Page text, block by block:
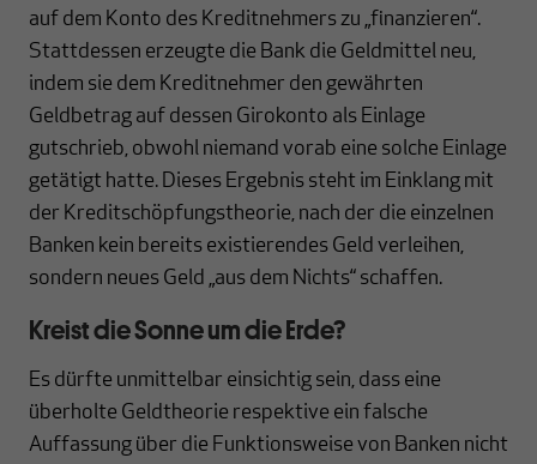
auf dem Konto des Kreditnehmers zu „finanzieren“.
Stattdessen erzeugte die Bank die Geldmittel neu,
indem sie dem Kreditnehmer den gewährten
Geldbetrag auf dessen Girokonto als Einlage
gutschrieb, obwohl niemand vorab eine solche Einlage
getätigt hatte. Dieses Ergebnis steht im Einklang mit
der Kreditschöpfungstheorie, nach der die einzelnen
Banken kein bereits existierendes Geld verleihen,
sondern neues Geld „aus dem Nichts“ schaffen.
Kreist die Sonne um die Erde?
Es dürfte unmittelbar einsichtig sein, dass eine
überholte Geldtheorie respektive ein falsche
Auffassung über die Funktionsweise von Banken nicht